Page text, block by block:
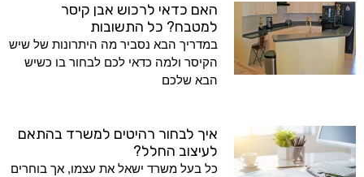
האם כדאי לרכוש אבן קיסר
למטבח? כל התשובות
במדריך הבא נסביר מה היתרונות של שיש
הקיסר ולמה כדאי לכם לבחור בו כשיש
הבא שלכם
איך לבחור רהיטים למשרד בהתאם
לעיצוב החלל?
כל בעל משרד ישאל את עצמו, אך בוחרים